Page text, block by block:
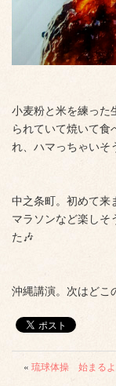
小麦粉と米を練った
られていて焼いて食
れ、ハマっちゃいそ
中之条町。初めて来
マラソンなど楽しそ
た🎶
沖縄講演。次はどこ
« 琉球体操 始まるよ